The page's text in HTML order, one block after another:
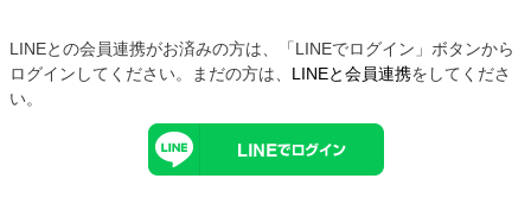
LINEとの会員連携がお済みの方は、「LINEでログイン」ボタンから
ログインしてください。まだの方は、 LINEと会員連携をしてくださ
い。